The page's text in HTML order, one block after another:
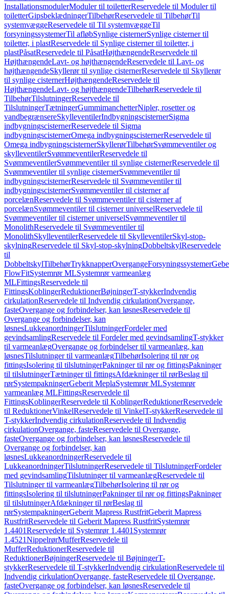
InstallationsmodulerModuler til toiletterReservedele til Moduler til
toiletterGipsbeklædningerTilbehørReservedele til TilbehørTil
systemvæggeReservedele til Til systemvæggeTil
forsyningssystemerTil afløbSynlige cisternerSynlige cisterner til
toiletter, i plastReservedele til Synlige cisterner til toiletter, i
plastPåsatReservedele til PåsatHøjthængendeReservedele til
HøjthængendeLavt- og højthængendeReservedele til Lavt- og
højthængendeSkyllerør til synlige cisternerReservedele til Skyllerør
til synlige cisternerHøjthængendeReservedele til
HøjthængendeLavt- og højthængendeTilbehørReservedele til
TilbehørTilslutningerReservedele til
TilslutningerTætningerGummimanchetterNipler, rosetter og
vandbegrænsereSkylleventilerIndbygningscisternerSigma
indbygningscisternerReservedele til Sigma
indbygningscisternerOmega indbygningscisternerReservedele til
Omega indbygningscisternerSkyllerørTilbehørSvømmeventiler og
skylleventilerSvømmeventilerReservedele til
SvømmeventilerSvømmeventiler til synlige cisternerReservedele til
Svømmeventiler til synlige cisternerSvømmeventiler til
indbygningscisternerReservedele til Svømmeventiler til
indbygningscisternerSvømmeventiler til cisterner af
porcelænReservedele til Svømmeventiler til cisterner af
porcelænSvømmeventiler til cisterner universelReservedele til
Svømmeventiler til cisterner universelSvømmeventiler til
MonolithReservedele til Svømmeventiler til
MonolithSkylleventilerReservedele til SkylleventilerSkyl-stop-
skylningReservedele til Skyl-stop-skylningDobbeltskylReservedele
til
DobbeltskylTilbehørTrykknapperOvergangeForsyningssystemer
FlowFitSystemrør MLSystemrør varmeanlæg
MLFittingsReservedele til
FittingsKoblingerReduktionerBøjningerT-stykkerIndvendig
cirkulationReservedele til Indvendig cirkulationOvergange,
fasteOvergange og forbindelser, kan løsnesReservedele til
Overgange og forbindelser, kan
løsnesLukkeanordningerTilslutningerFordeler med
gevindsamlingReservedele til Fordeler med gevindsamlingT-stykker
til varmeanlægOvergange og forbindelser til varmeanlæg, kan
løsnesTilslutninger til varmeanlægTilbehørIsolering til rør og
fittingsIsolering til tilslutningerPakninger til rør og fittingsPakninger
til tilslutningerTætninger til fittingsAfdækninger til rørBeslag til
rørSystempakningerGeberit MeplaSystemrør MLSystemrør
varmeanlæg MLFittingsReservedele til
FittingsKoblingerReservedele til KoblingerReduktionerReservedele
til ReduktionerVinkelReservedele til VinkelT-stykkerReservedele til
T-stykkerIndvendig cirkulationReservedele til Indvendig
cirkulationOvergange, fasteReservedele til Overgange,
fasteOvergange og forbindelser, kan løsnesReservedele til
Overgange og forbindelser, kan
løsnesLukkeanordningerReservedele til
LukkeanordningerTilslutningerReservedele til TilslutningerFordeler
med gevindsamlingTilslutninger til varmeanlægReservedele til
Tilslutninger til varmeanlægTilbehørIsolering til rør og
fittingsIsolering til tilslutningerPakninger til rør og fittingsPakninger
til tilslutningerAfdækninger til rørBeslag til
rørSystempakningerGeberit Mapress RustfritGeberit Mapress
RustfritReservedele til Geberit Mapress RustfritSystemrør
1.4401Reservedele til Systemrør 1.4401 Systemrør
1.4521NippelrørMufferReservedele til
MufferReduktionerReservedele til
ReduktionerBøjningerReservedele til BøjningerT-
stykkerReservedele til T-stykkerIndvendig cirkulationReservedele til
Indvendig cirkulationOvergange, fasteReservedele til Overgange,
fasteOvergange og forbindelser, kan løsnesReservedele til